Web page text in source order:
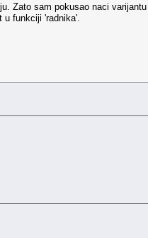
Zato sam pokusao naci
funkciji 'radnika'.